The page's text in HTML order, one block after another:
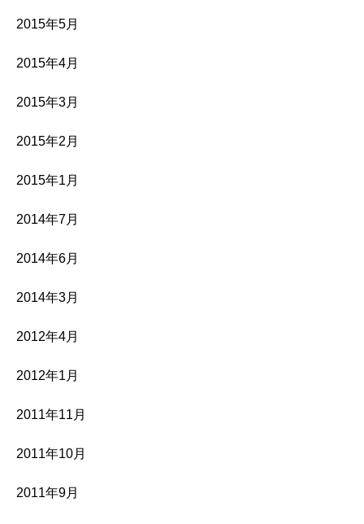
2015年5月
2015年4月
2015年3月
2015年2月
2015年1月
2014年7月
2014年6月
2014年3月
2012年4月
2012年1月
2011年11月
2011年10月
2011年9月